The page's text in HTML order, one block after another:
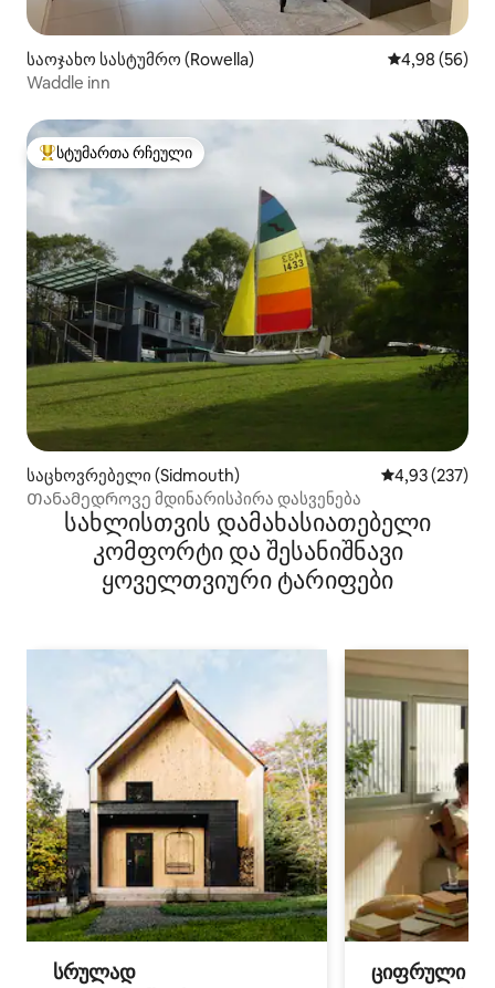
საოჯახო სასტუმრო (Rowella) საშუალო
4,98 (56)
Waddle inn
სტუმართა რჩეული მოწინავე ვარიანტი
სტუმართა რჩეული
საცხოვრებელი (Sidmouth) საშუალო
4,93 (237)
Თანამედროვე მდინარისპირა დასვენება
სახლისთვის დამახასიათებელი
კომფორტი და შესანიშნავი
ყოველთვიური ტარიფები
სრულად
ციფრული